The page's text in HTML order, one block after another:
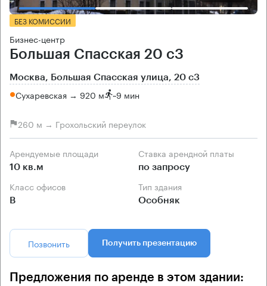
БЕЗ КОМИССИИ
Бизнес-центр
Большая Спасская 20 с3
Москва, Большая Спасская улица, 20 с3
Сухаревская → 920 м ~9 мин
260 м → Грохольский переулок
Арендуемые площади
10 кв.м
Ставка арендной платы
по запросу
Класс офисов
B
Тип здания
Особняк
Позвонить Получить презентацию
Предложения по аренде в этом здании: